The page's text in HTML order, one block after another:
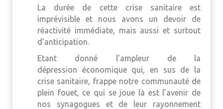
La durée de cette crise sanitaire est
imprévisible et nous avons un devoir de
réactivité immédiate, mais aussi et surtout
d’anticipation.
Etant donné l’ampleur de la
dépression économique qui, en sus de la
crise sanitaire, frappe notre communauté de
plein fouet, ce qui se joue là est l’avenir de
nos synagogues et de leur rayonnement